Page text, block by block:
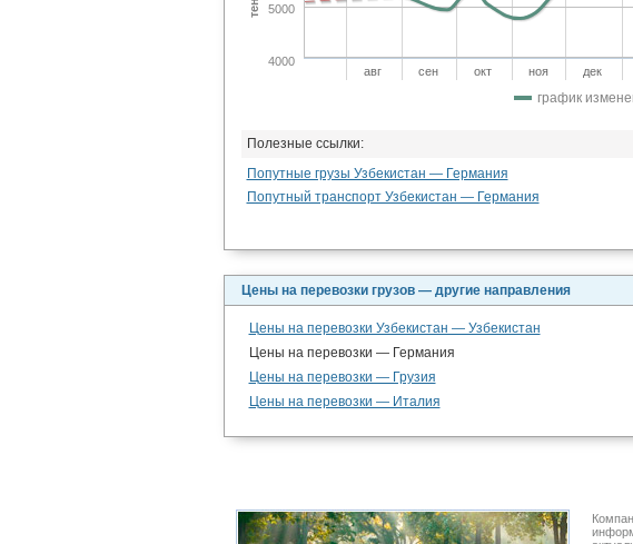
график
авг сен окт ноя дек
4000
5000
Полезные ссылки:
Попутные грузы Узбекистан — Германия
Попутный транспорт Узбекистан — Германия
Цены на перевозки грузов — другие направления
Цены на перевозки Узбекистан — Узбекистан
Цены на перевозки — Германия
Цены на перевозки — Грузия
Цены на перевозки — Италия